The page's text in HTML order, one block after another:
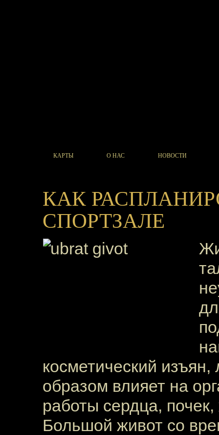
КАРТЫ О НАС НОВОСТИ
КАК
СПОРТЗАЛЕ
косметический
образом влияет на
работы сердца,
Большой живот со